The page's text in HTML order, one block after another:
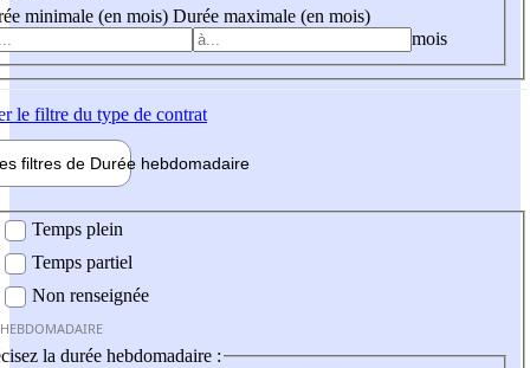
minimale (en mois) Durée maximale (en mois)
mois
le filtre du type de contrat
filtres de Durée hebdomadaire
Temps plein
Temps partiel
Non renseignée
la durée hebdomadaire :